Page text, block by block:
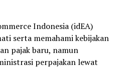
Indonesia (idEA)
serta memahami kebijakan
pajak baru, namun
perpajakan lewat